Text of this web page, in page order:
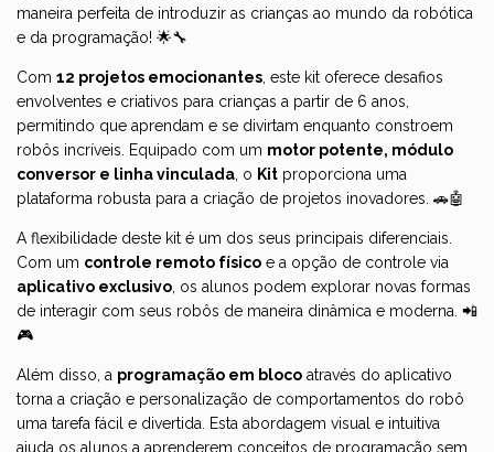
maneira perfeita de introduzir as crianças ao mundo da robótica
e da programação! 🌟🔧
Com 12 projetos emocionantes , este kit oferece desafios
envolventes e criativos para crianças a partir de 6 anos,
permitindo que aprendam e se divirtam enquanto constroem
robôs incríveis. Equipado com um motor potente, módulo
conversor e linha vinculada , o Kit proporciona uma
plataforma robusta para a criação de projetos inovadores. 🚗🤖
A flexibilidade deste kit é um dos seus principais diferenciais.
Com um controle remoto físico e a opção de controle via
aplicativo exclusivo , os alunos podem explorar novas formas
de interagir com seus robôs de maneira dinâmica e moderna. 📲
🎮
Além disso, a programação em bloco através do aplicativo
torna a criação e personalização de comportamentos do robô
uma tarefa fácil e divertida. Esta abordagem visual e intuitiva
ajuda os alunos a aprenderem conceitos de programação sem